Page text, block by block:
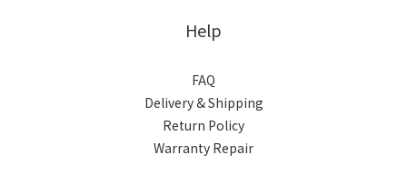
Help
FAQ
Delivery & Shipping
Return Policy
Warranty Repair